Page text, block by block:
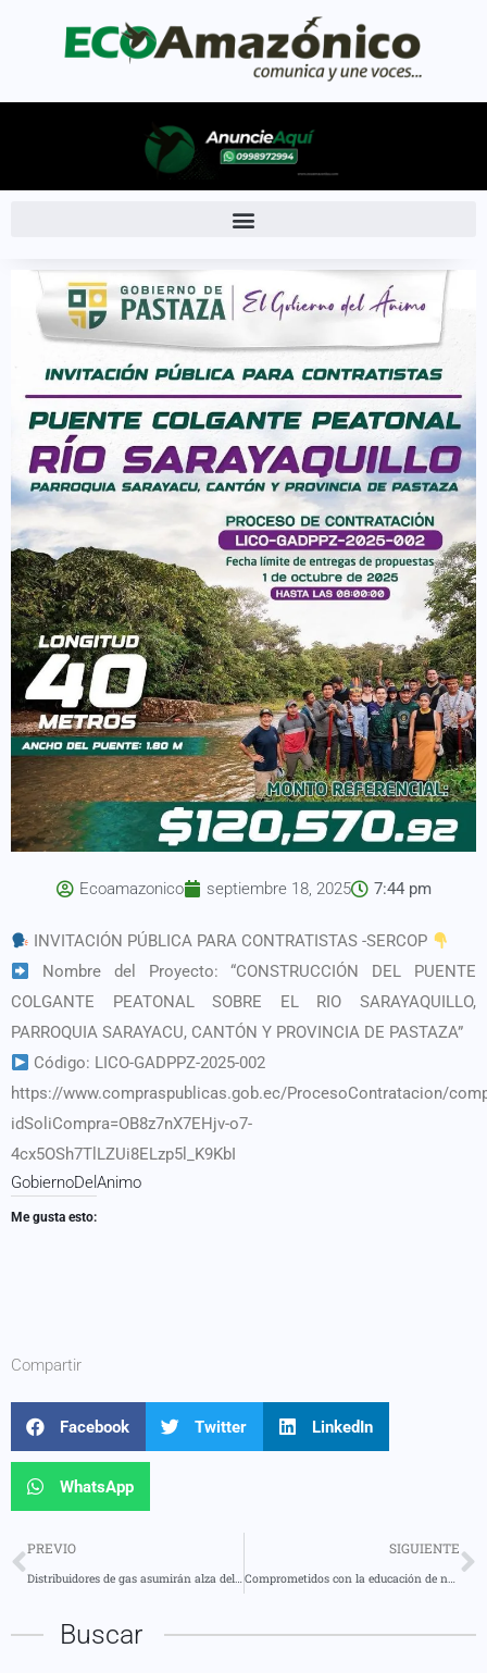
Ecoamazonico septiembre 18, 2025 7:44 pm
INVITACIÓN PÚBLICA PARA CONTRATISTAS -SERCOP
Nombre del Proyecto: “CONSTRUCCIÓN DEL PUENTE
COLGANTE PEATONAL SOBRE EL RIO SARAYAQUILLO,
PARROQUIA SARAYACU, CANTÓN Y PROVINCIA DE PASTAZA”
Código: LICO-GADPPZ-2025-002
https://www.compraspublicas.gob.ec/ProcesoContratacion/
idSoliCompra=OB8z7nX7EHjv-o7-
4cx5OSh7TlLZUi8ELzp5l_K9KbI
GobiernoDelAnimo
Me gusta esto:
Compartir
Facebook Twitter LinkedIn
WhatsApp
PREVIO
Distribuidores de gas asumirán alza del diésel para no afectar al consumidor
SIGUIENTE
Comprometidos con la educación de nuestros niños de los CDI . Mera
Buscar